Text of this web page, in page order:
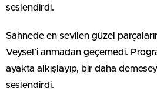
seslendirdi.
Sahnede en sevilen güzel
Veysel’i anmadan geçemedi.
ayakta alkışlayıp, bir daha
seslendirdi.